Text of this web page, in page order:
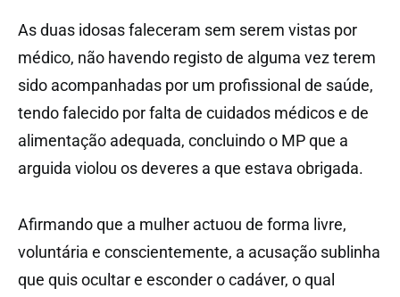
As duas idosas faleceram sem serem vistas por
médico, não havendo registo de alguma vez terem
sido acompanhadas por um profissional de saúde,
tendo falecido por falta de cuidados médicos e de
alimentação adequada, concluindo o MP que a
arguida violou os deveres a que estava obrigada.
Afirmando que a mulher actuou de forma livre,
voluntária e conscientemente, a acusação sublinha
que quis ocultar e esconder o cadáver, o qual